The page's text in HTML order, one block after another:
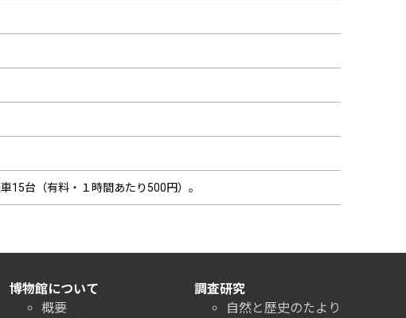
15台（有料・１時間あたり500円）。
博物館について
概要
調査研究
自然と歴史のたより